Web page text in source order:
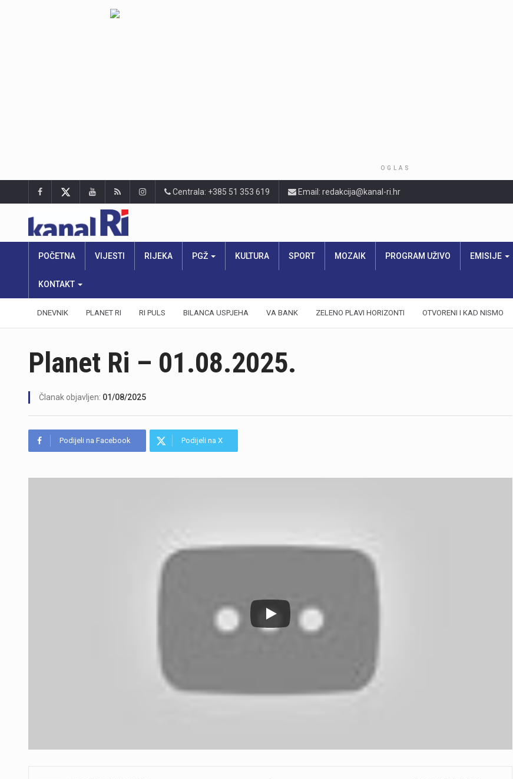
OGLAS
Centrala: +385 51 353 619 Email: redakcija@kanal-ri.hr
POČETNA VIJESTI RIJEKA PGŽ KULTURA SPORT MOZAIK PROGRAM UŽIVO EMISIJE
KONTAKT
DNEVNIK PLANET RI RI PULS BILANCA USPJEHA VA BANK ZELENO PLAVI HORIZONTI OTVORENI I KAD NISMO
Planet Ri – 01.08.2025.
Članak objavljen: 01/08/2025
Podijeli na Facebook Podijeli na X